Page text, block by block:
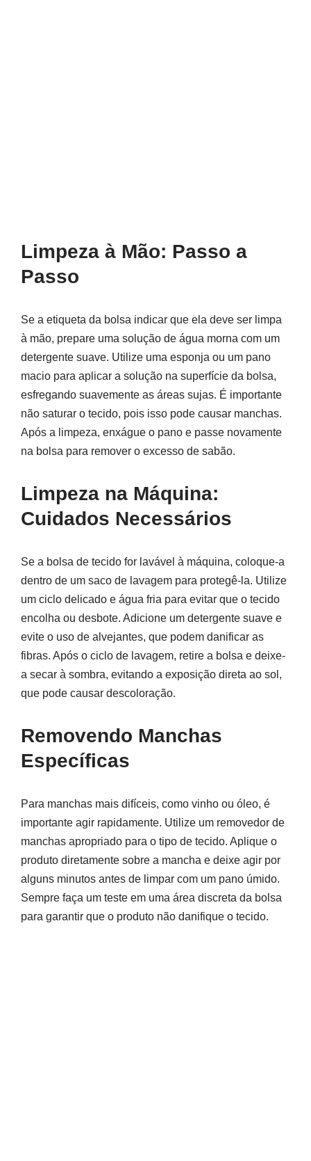
Limpeza à Mão: Passo a
Passo
Se a etiqueta da bolsa indicar que ela deve ser limpa
à mão, prepare uma solução de água morna com um
detergente suave. Utilize uma esponja ou um pano
macio para aplicar a solução na superfície da bolsa,
esfregando suavemente as áreas sujas. É importante
não saturar o tecido, pois isso pode causar manchas.
Após a limpeza, enxágue o pano e passe novamente
na bolsa para remover o excesso de sabão.
Limpeza na Máquina:
Cuidados Necessários
Se a bolsa de tecido for lavável à máquina, coloque-a
dentro de um saco de lavagem para protegê-la. Utilize
um ciclo delicado e água fria para evitar que o tecido
encolha ou desbote. Adicione um detergente suave e
evite o uso de alvejantes, que podem danificar as
fibras. Após o ciclo de lavagem, retire a bolsa e deixe-
a secar à sombra, evitando a exposição direta ao sol,
que pode causar descoloração.
Removendo Manchas
Específicas
Para manchas mais difíceis, como vinho ou óleo, é
importante agir rapidamente. Utilize um removedor de
manchas apropriado para o tipo de tecido. Aplique o
produto diretamente sobre a mancha e deixe agir por
alguns minutos antes de limpar com um pano úmido.
Sempre faça um teste em uma área discreta da bolsa
para garantir que o produto não danifique o tecido.